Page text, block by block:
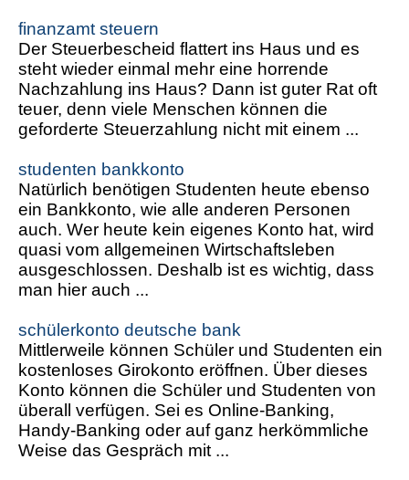
finanzamt steuern
Der Steuerbescheid flattert ins Haus und es
steht wieder einmal mehr eine horrende
Nachzahlung ins Haus? Dann ist guter Rat oft
teuer, denn viele Menschen können die
geforderte Steuerzahlung nicht mit einem ...
studenten bankkonto
Natürlich benötigen Studenten heute ebenso
ein Bankkonto, wie alle anderen Personen
auch. Wer heute kein eigenes Konto hat, wird
quasi vom allgemeinen Wirtschaftsleben
ausgeschlossen. Deshalb ist es wichtig, dass
man hier auch ...
schülerkonto deutsche bank
Mittlerweile können Schüler und Studenten ein
kostenloses Girokonto eröffnen. Über dieses
Konto können die Schüler und Studenten von
überall verfügen. Sei es Online-Banking,
Handy-Banking oder auf ganz herkömmliche
Weise das Gespräch mit ...